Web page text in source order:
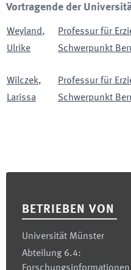
Vortragende der
Weyland,
Ulrike
Professur für
Schwerpunkt
Wilczek,
Larissa
Professur für
Schwerpunkt
BETRIEBEN VON
Universität Münster
Abteilung 6.4: